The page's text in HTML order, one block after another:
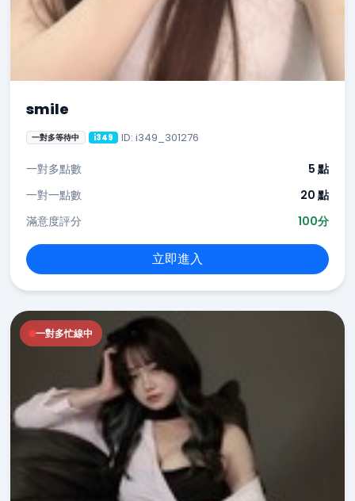
smile
一對多等待中 i349 ID: i349_301276
一對多點數
5 點
一對一點數
20 點
滿意度評分
100分
立即進入
一對多忙線中